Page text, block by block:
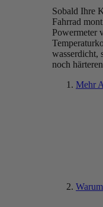
Sobald Ihre
Fahrrad
Powermeter
wasserdicht,
noch
Mehr